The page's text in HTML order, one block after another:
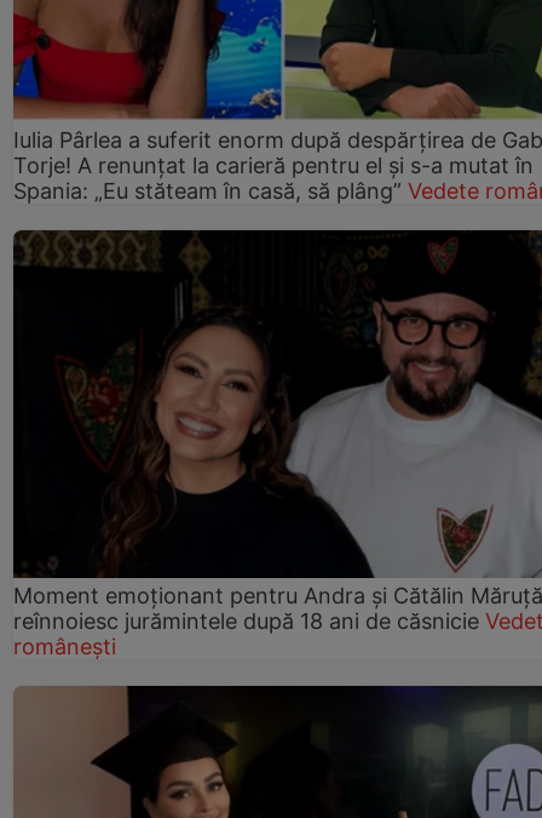
Iulia Pârlea a suferit enorm după despărțirea de
Torje! A renunțat la carieră pentru el și s-a mutat în
Spania: „Eu stăteam în casă, să plâng” Vedete
Moment emoționant pentru Andra și Cătălin
reînnoiesc jurămintele după 18 ani de căsnicie
românești